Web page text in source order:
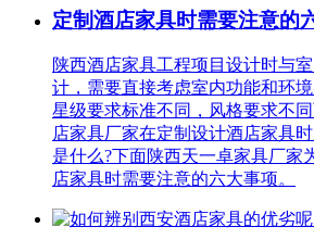
定制酒店家具时需要注意的
陕西酒店家具工程项目设计时与
计，需要直接考虑室内功能和环
星级要求标准不同，风格要求不
店家具厂家在定制设计酒店家具
是什么?下面陕西天一卓家具厂家
店家具时需要注意的六大事项。